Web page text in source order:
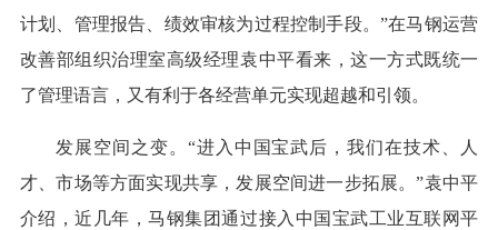
计划、管理报告、绩效审核为过程控制手段。”在马钢运营
改善部组织治理室高级经理袁中平看来，这一方式既统一
了管理语言，又有利于各经营单元实现超越和引领。
发展空间之变。“进入中国宝武后，我们在技术、人
才、市场等方面实现共享，发展空间进一步拓展。”袁中平
介绍，近几年，马钢集团通过接入中国宝武工业互联网平